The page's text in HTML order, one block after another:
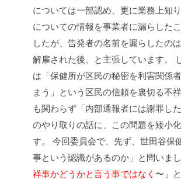
については一部認め、更に業務上知
についての情報を事業者に漏らした
したが、告発者の名前を漏らしたの
解雇された後、と主張しています。
は「保健所が区民の秘密を利害関係
まう」という区民の信頼を裏切る不
も関わらず「内部通報者には謝罪し
のやり取りの話に、この問題を矮小
す。
今回委員会で、先ず、世田谷保
事という認識があるのか」と問いま
祥事かどうかと言う事ではなく 〜」